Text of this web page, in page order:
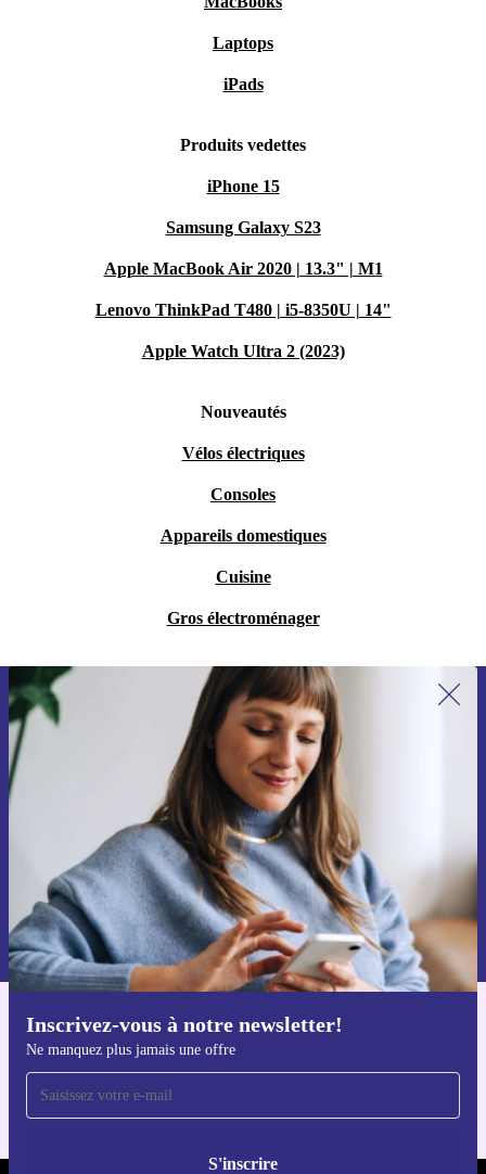
Laptops
iPads
Produits vedettes
iPhone 15
Samsung Galaxy S23
Apple MacBook Air 2020 | 13.3" | M1
Lenovo ThinkPad T480 | i5-8350U | 14"
Apple Watch Ultra 2 (2023)
Nouveautés
Vélos électriques
Consoles
Appareils domestiques
Cuisine
Gros électroménager
Inscrivez-vous à notre newsletter!
Ne manquez plus jamais une offre
S'inscrire
Recevoir offres et infos de refurbed
par mail
Ne manquez plus aucune offre.
S'inscrire
Retrouvez les informations sur l'utilisation des données personnelles
dans notre
politique de confidentialité.
Téléchargez l'application refurbed
Pour iOS et Android